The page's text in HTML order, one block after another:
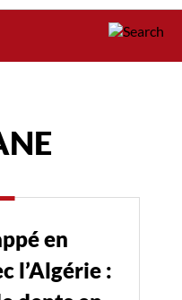
en
l’Algérie :